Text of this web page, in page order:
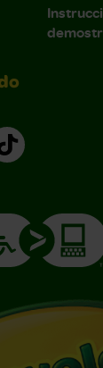
inglés)
(en
TikTok